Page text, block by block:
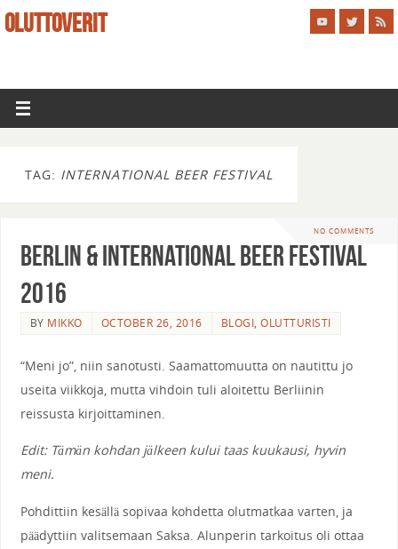
OLUTTOVERIT
TAG: INTERNATIONAL BEER FESTIVAL
NO COMMENTS
Berlin & International Beer Festival
2016
BY MIKKO OCTOBER 26, 2016 BLOGI,OLUTTURISTI
“Meni jo”, niin sanotusti. Saamattomuutta on nautittu jo
useita viikkoja, mutta vihdoin tuli aloitettu Berliinin
reissusta kirjoittaminen.
Edit: Tämän kohdan jälkeen kului taas kuukausi, hyvin
meni.
Pohdittiin kesällä sopivaa kohdetta olutmatkaa varten, ja
päädyttiin valitsemaan Saksa. Alunperin tarkoitus oli ottaa